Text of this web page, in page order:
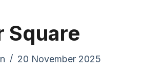
Square
20 November 2025